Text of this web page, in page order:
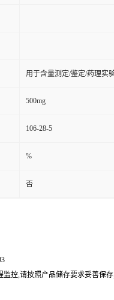
用于含量测定/鉴定/药理实
500mg
106-28-5
%
否
控,请按照产品储存要求妥善保